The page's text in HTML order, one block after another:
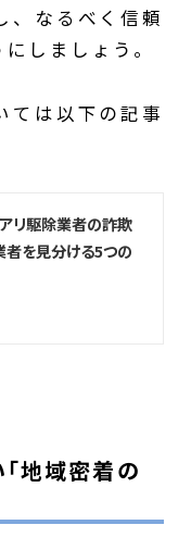
、なるべく信頼
しましょう。
は以下の記事
リ駆除業者の詐欺
者を見分ける5つの
地域密着の